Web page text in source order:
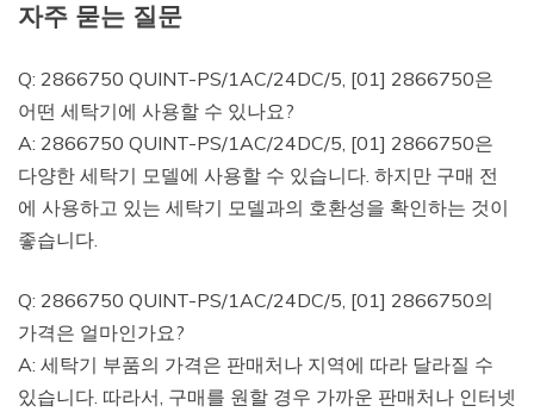
자주 묻는 질문
Q: 2866750 QUINT-PS/1AC/24DC/5, [01] 2866750은
어떤 세탁기에 사용할 수 있나요?
A: 2866750 QUINT-PS/1AC/24DC/5, [01] 2866750은
다양한 세탁기 모델에 사용할 수 있습니다. 하지만 구매 전
에 사용하고 있는 세탁기 모델과의 호환성을 확인하는 것이
좋습니다.
Q: 2866750 QUINT-PS/1AC/24DC/5, [01] 2866750의
가격은 얼마인가요?
A: 세탁기 부품의 가격은 판매처나 지역에 따라 달라질 수
있습니다. 따라서, 구매를 원할 경우 가까운 판매처나 인터넷